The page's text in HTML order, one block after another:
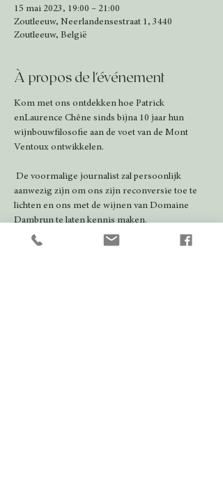
15 mai 2023, 19:00 – 21:00
Zoutleeuw, Neerlandensestraat 1, 3440
Zoutleeuw, België
À propos de l'événement
Kom met ons ontdekken hoe Patrick
enLaurence Chêne sinds bijna 10 jaar hun
wijnbouwfilosofie aan de voet van de Mont
Ventoux ontwikkelen.
aanwezig zijn om ons zijn reconversie toe te
lichten en ons met de wijnen van Domaine
Dambrun te laten kennis maken.